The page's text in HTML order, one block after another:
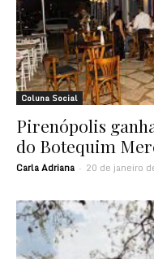
Coluna Social
Pirenópolis
do Botequim
Carla Adriana - 20 de janeiro